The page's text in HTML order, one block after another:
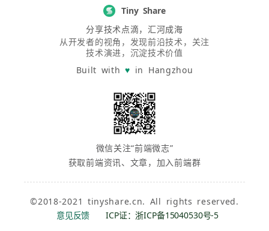
Tiny Share
分享技术点滴，汇河成海
从开发者的视角，发现前沿技术，关注
技术演进，沉淀技术价值
Built with♥ in Hangzhou
微信关注“前端微志”
获取前端资讯、文章，加入前端群
©2018-2021 tinyshare.cn. All rights reserved.
意见反馈
ICP证：浙ICP备15040530号-5